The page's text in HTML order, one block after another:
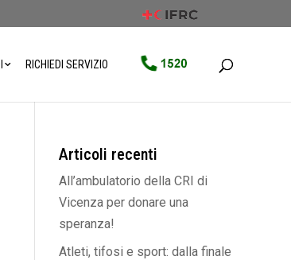
RICHIEDI SERVIZIO
Articoli recenti
All’ambulatorio della CRI di
Vicenza per donare una
speranza!
Atleti, tifosi e sport: dalla finale